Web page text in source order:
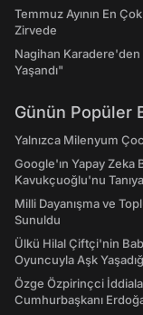
Temmuz Ayının En
Zirvede
Nagihan
Yaşandı"
Günün Popüler
Yalnızca Milenyum
Google'ın Yapay Zeka
Kavukçuoğlu'nu
Milli Dayanışma ve
Sunuldu
Ülkü Hilal Çiftçi'nin
Oyuncuyla Aşk
Özge Özpirinçci
Cumhurbaşkanı